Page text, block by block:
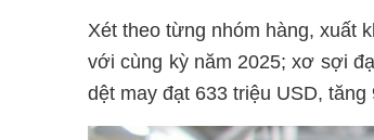
Xét theo từng nhóm hàng, xuất
với cùng kỳ năm 2025; xơ sợi
dệt may đạt 633 triệu USD,